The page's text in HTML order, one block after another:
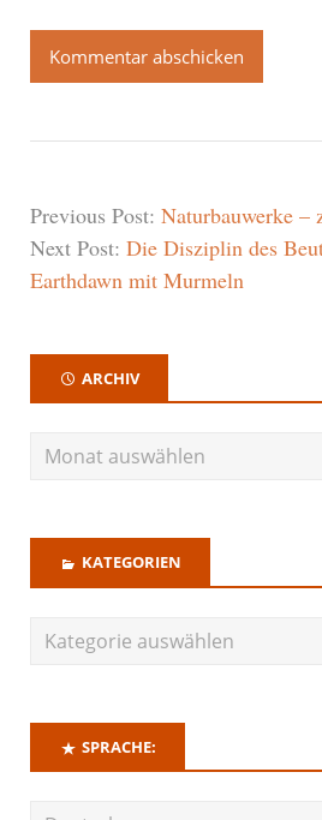
Previous Post: Naturbauwerke –
Next Post: Die Disziplin des
Earthdawn mit Murmeln
ARCHIV
KATEGORIEN
SPRACHE: